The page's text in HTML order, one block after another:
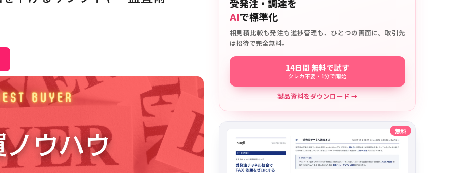
受発注・調達を
AIで標準化
相見積比較も発注も進捗管理も、ひとつの画面に。取引先
は招待で完全無料。
14日間 無料で試す
クレカ不要・1分で開始
製品資料をダウンロード →
無料